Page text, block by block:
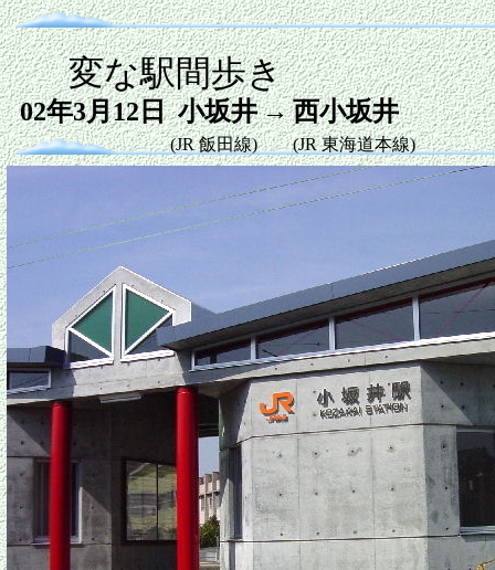
変な駅間歩き
02年3月12日 小坂井→西小坂井
(JR 飯田線) (JR 東海道本線)